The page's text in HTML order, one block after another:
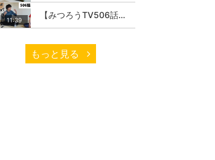
11:39 【みつろうTV506話】さとうみつろう『サトレル男塾』編②「不思議な棒をお尻に…」
もっと見る